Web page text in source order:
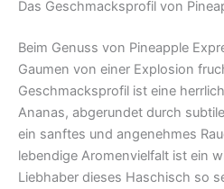
Das Geschmacksprofil von
Beim Genuss von Pineapple
Gaumen von einer Explosion
Geschmacksprofil ist eine
Ananas, abgerundet durch
ein sanftes und angenehmes
lebendige Aromenvielfalt ist ein
Liebhaber dieses Haschisch so